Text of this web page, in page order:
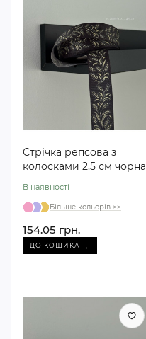
Стрічка репсова з
колосками 2,5 см чорна
В наявності
Більше кольорів >>
154.05 грн.
ДО КОШИКА →